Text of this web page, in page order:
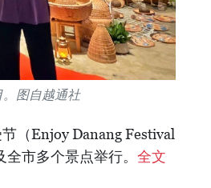
图自越通社
（Enjoy Danang Festival
市多个景点举行。 全文